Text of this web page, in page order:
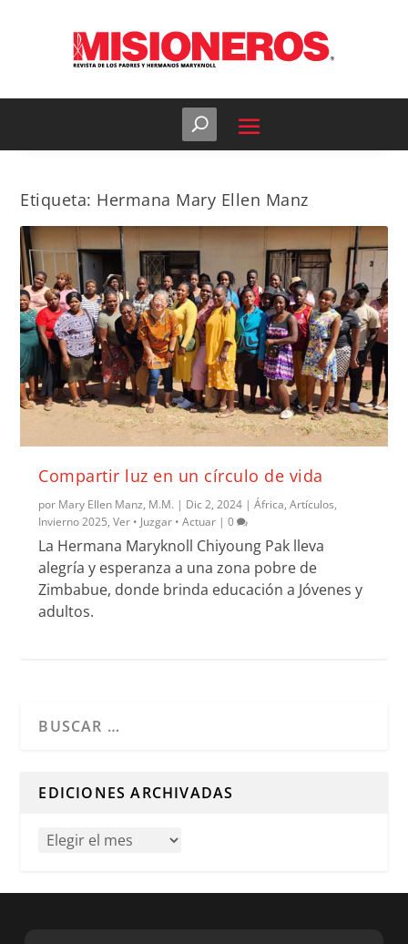
Etiqueta: Hermana Mary Ellen Manz
Compartir luz en un círculo de vida
por Mary Ellen Manz, M.M. | Dic 2, 2024 |África,Artículos,
Invierno 2025,Ver • Juzgar • Actuar |0
La Hermana Maryknoll Chiyoung Pak lleva
alegría y esperanza a una zona pobre de
Zimbabue, donde brinda educación a Jóvenes y
adultos.
EDICIONES ARCHIVADAS